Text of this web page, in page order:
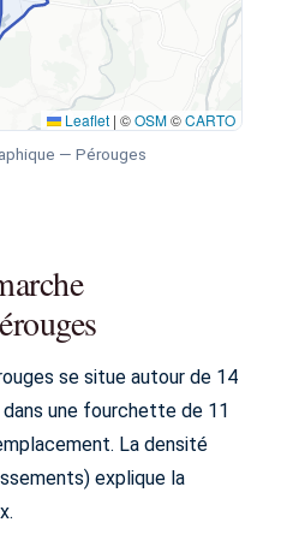
Leaflet | ©OSM©CARTO
— Pérouges
se situe autour de 14
une fourchette de 11
La densité
explique la